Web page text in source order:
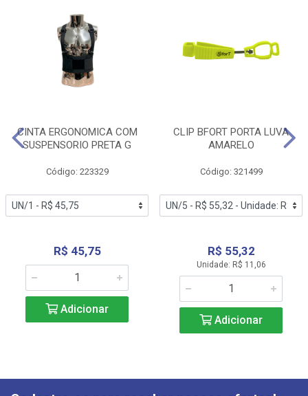
CINTA ERGONOMICA COM
SUSPENSORIO PRETA G
Código: 223329
R$ 45,75
Adicionar
CLIP BFORT PORTA LUVA
AMARELO
Código: 321499
R$ 55,32
Unidade: R$ 11,06
Adicionar